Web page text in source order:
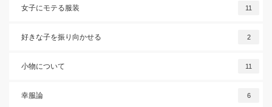
女子にモテる服装 11
好きな子を振り向かせる 2
小物について 11
幸服論 6